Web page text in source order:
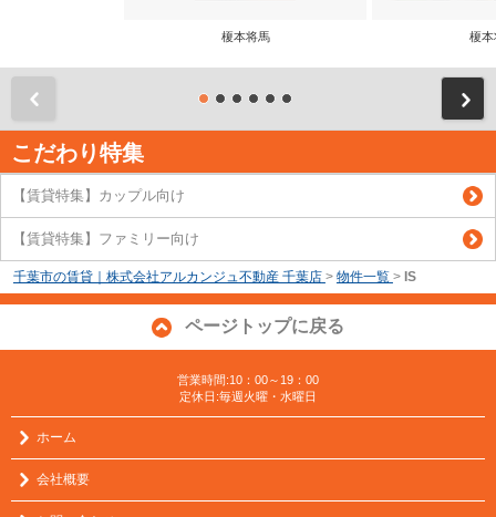
榎本将馬 榎本
こだわり特集
【賃貸特集】カップル向け
【賃貸特集】ファミリー向け
千葉市の賃貸｜株式会社アルカンジュ不動産 千葉店 > 物件一覧 > IS
ページトップに戻る
営業時間:10：00～19：00
定休日:毎週火曜・水曜日
ホーム
会社概要